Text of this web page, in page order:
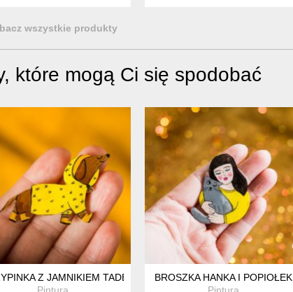
wszystkie produkty
które mogą Ci się spodobać
Z JAMNIKIEM TADEUSZEM
Pintura
BROSZKA HANKA I POPIOŁEK
Pintura